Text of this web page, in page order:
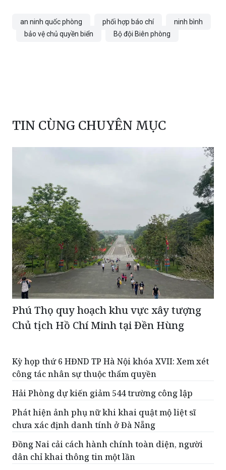
an ninh quốc phòng phối hợp báo chí
ninh bình
bảo vệ chủ quyền biển
Bộ đội Biên phòng
TIN CÙNG CHUYÊN MỤC
Phú Thọ quy hoạch khu vực xây tượng
Chủ tịch Hồ Chí Minh tại Đền Hùng
Kỳ họp thứ 6 HĐND TP Hà Nội khóa XVII: Xem xét
công tác nhân sự thuộc thẩm quyền
Hải Phòng dự kiến giảm 544 trường công lập
Phát hiện ảnh phụ nữ khi khai quật mộ liệt sĩ
chưa xác định danh tính ở Đà Nẵng
Đồng Nai cải cách hành chính toàn diện, người
dân chỉ khai thông tin một lần